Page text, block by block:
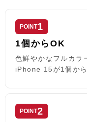
っております。
POINT1
1個からOK
色鮮やかなフルカラ
iPhone 15が1個から
POINT2